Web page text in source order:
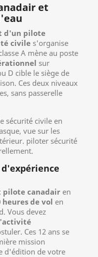
et
d'un pilote
civile s'organise
A mène au poste
sur
D cible le siège de
Ces deux niveaux
sans passerelle
d'expérience
pilote canadair en
heures de vol en
Vous devez
Ces 12 ans se
mission
d'édition de votre